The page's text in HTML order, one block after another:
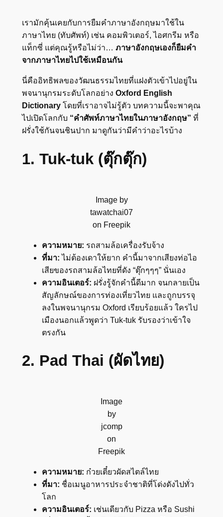
เรามักคุ้นเคยกับการยืมคำภาษาอังกฤษมาใช้ใน
ภาษาไทย (ทับศัพท์) เช่น คอมพิวเตอร์, ไอศกรีม หรือ
แท็กซี่ แต่คุณรู้หรือไม่ว่า… ภาษาอังกฤษเองก็ยืมคำ
จากภาษาไทยไปใช้เหมือนกัน
นี่คืออิทธิพลของวัฒนธรรมไทยที่แฝงตัวเข้าไปอยู่ใน
พจนานุกรมระดับโลกอย่าง Oxford English
Dictionaryโดยที่เราอาจไม่รู้ตัว บทความนี้จะพาคุณ
ไปเปิดโลกกับ “คำศัพท์ภาษาไทยในภาษาอังกฤษ” ที่
ฝรั่งใช้กันจนชินปาก มาดูกันว่ามีคำว่าอะไรบ้าง
1. Tuk-tuk (ตุ๊กตุ๊ก)
Image by
tawatchai07
on Freepik
ความหมาย: รถสามล้อเครื่องรับจ้าง
ที่มา: ไม่ต้องเดาให้ยาก คำนี้มาจากเสียงท่อไอ
เสียของรถสามล้อไทยที่ดัง “ตุ๊กๆๆๆ” นั่นเอง
ความอินเตอร์: ฝรั่งรู้จักคำนี้ดีมาก จนกลายเป็น
สัญลักษณ์ของการท่องเที่ยวไทย และถูกบรรจุ
ลงในพจนานุกรม Oxford เรียบร้อยแล้ว ใครไป
เมืองนอกแล้วพูดว่า Tuk-tuk รับรองว่าเข้าใจ
ตรงกัน
2. Pad Thai (ผัดไทย)
Image
by
jcomp
on
Freepik
ความหมาย: ก๋วยเตี๋ยวผัดสไตล์ไทย
ที่มา: ชื่อเมนูอาหารประจำชาติที่โด่งดังไปทั่ว
โลก
ความอินเตอร์: เช่นเดียวกับ Pizza หรือ Sushi